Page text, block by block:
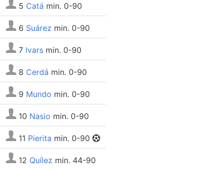
5 Catá min. 0-90
6 Suárez min. 0-90
7 Ivars min. 0-90
8 Cerdá min. 0-90
9 Mundo min. 0-90
10 Nasio min. 0-90
11 Pierita min. 0-90
12 Quílez min. 44-90